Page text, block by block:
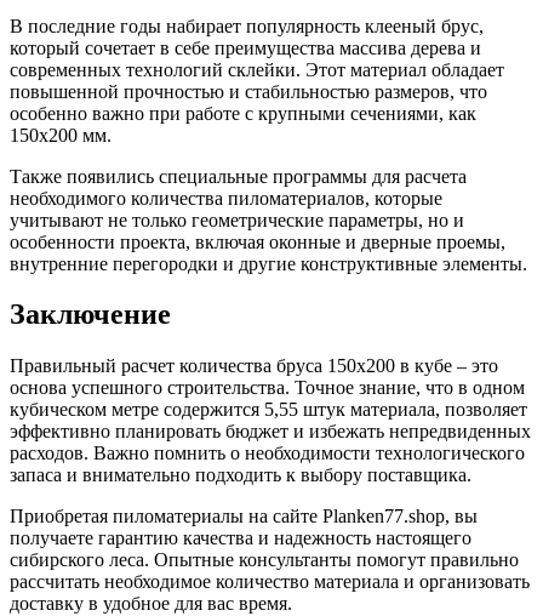
В последние годы набирает популярность клееный брус,
который сочетает в себе преимущества массива дерева и
современных технологий склейки. Этот материал обладает
повышенной прочностью и стабильностью размеров, что
особенно важно при работе с крупными сечениями, как
150х200 мм.
Также появились специальные программы для расчета
необходимого количества пиломатериалов, которые
учитывают не только геометрические параметры, но и
особенности проекта, включая оконные и дверные проемы,
внутренние перегородки и другие конструктивные элементы.
Заключение
Правильный расчет количества бруса 150х200 в кубе – это
основа успешного строительства. Точное знание, что в одном
кубическом метре содержится 5,55 штук материала, позволяет
эффективно планировать бюджет и избежать непредвиденных
расходов. Важно помнить о необходимости технологического
запаса и внимательно подходить к выбору поставщика.
Приобретая пиломатериалы на сайте Planken77.shop, вы
получаете гарантию качества и надежность настоящего
сибирского леса. Опытные консультанты помогут правильно
рассчитать необходимое количество материала и организовать
доставку в удобное для вас время.